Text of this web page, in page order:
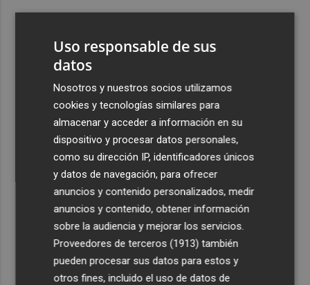
Ferran Torres, recibido con un baño de masas en su
Foios se vuelca con Ferran Torres
Recibe toda la actualidad de
Plaza Podcast en tu correo
Quiero suscribirme
Uso responsable de sus
datos
Nosotros y nuestros socios utilizamos
cookies y tecnologías similares para
almacenar y acceder a información en su
dispositivo y procesar datos personales,
como su dirección IP, identificadores únicos
y datos de navegación, para ofrecer
anuncios y contenido personalizados, medir
anuncios y contenido, obtener información
sobre la audiencia y mejorar los servicios.
Proveedores de terceros (1913) también
pueden procesar sus datos para estos y
otros fines, incluido el uso de datos de